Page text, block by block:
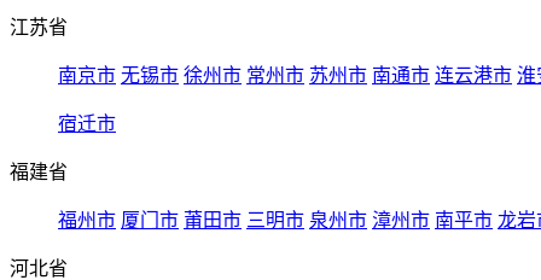
江苏省
南京市 无锡市 徐州市 常州市 苏州市 南通市 连云港市 淮
宿迁市
福建省
福州市 厦门市 莆田市 三明市 泉州市 漳州市 南平市 龙岩
河北省